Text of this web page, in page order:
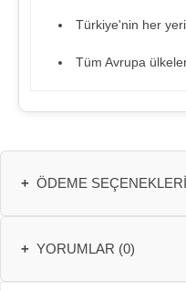
Türkiye'nin her
Tüm Avrupa
+ ÖDEME SEÇENEKLERI
+ YORUMLAR (0)